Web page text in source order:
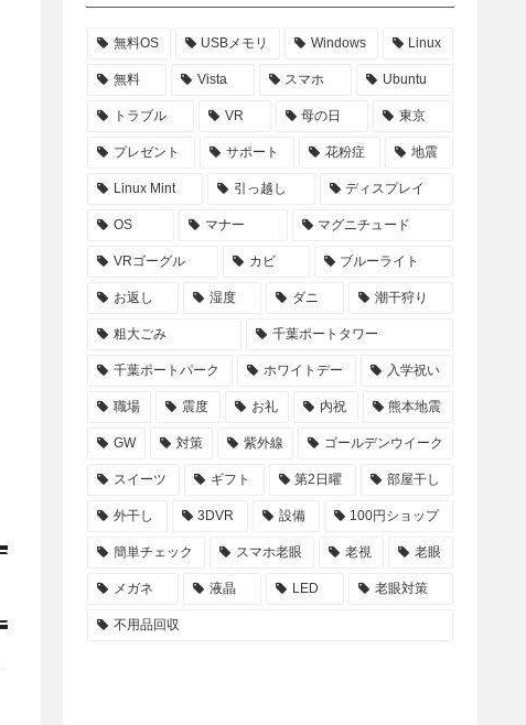
無料OS USBメモリ Windows Linux
無料 Vista スマホ Ubuntu
トラブル VR 母の日 東京
プレゼント サポート 花粉症 地震
Linux Mint 引っ越し ディスプレイ
OS マナー マグニチュード
VRゴーグル カビ ブルーライト
お返し 湿度 ダニ 潮干狩り
粗大ごみ 千葉ポートタワー
千葉ポートパーク ホワイトデー 入学祝い
職場 震度 お礼 内祝 熊本地震
GW 対策 紫外線 ゴールデンウイーク
スイーツ ギフト 第2日曜 部屋干し
外干し 3DVR 設備 100円ショップ
簡単チェック スマホ老眼 老視 老眼
メガネ 液晶 LED 老眼対策
不用品回収